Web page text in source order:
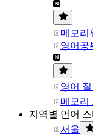
메모리
영어공
영어
메모리
지역별 언어 스
서울